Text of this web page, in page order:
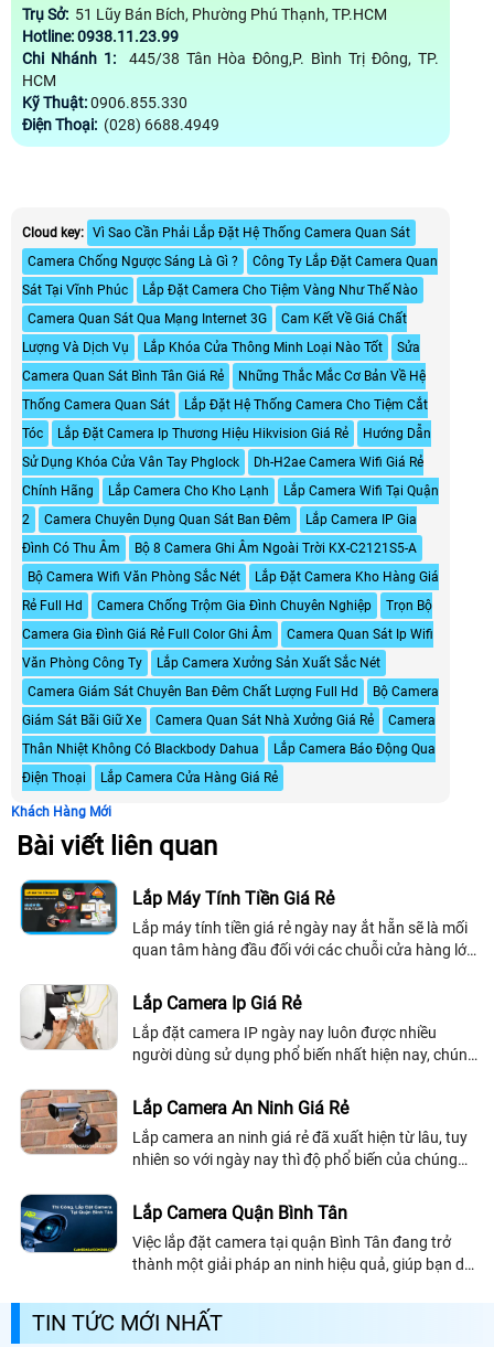
Trụ Sở: 51 Lũy Bán Bích, Phường Phú Thạnh, TP.HCM
Hotline: 0938.11.23.99
Chi Nhánh 1:
445/38 Tân Hòa Đông,P. Bình Trị Đông, TP.
HCM
Kỹ Thuật:0906.855.330
Điện Thoại: (028) 6688.4949
Cloud key: Vì Sao Cần Phải Lắp Đặt Hệ Thống Camera Quan Sát
Camera Chống Ngược Sáng Là Gì ?
Công Ty Lắp Đặt Camera Quan
Sát Tại Vĩnh Phúc
Lắp Đặt Camera Cho Tiệm Vàng Như Thế Nào
Camera Quan Sát Qua Mạng Internet 3G
Cam Kết Về Giá Chất
Lượng Và Dịch Vụ
Lắp Khóa Cửa Thông Minh Loại Nào Tốt
Sửa
Camera Quan Sát Bình Tân Giá Rẻ
Những Thắc Mắc Cơ Bản Về Hệ
Thống Camera Quan Sát
Lắp Đặt Hệ Thống Camera Cho Tiệm Cắt
Tóc
Lắp Đặt Camera Ip Thương Hiệu Hikvision Giá Rẻ
Hướng Dẫn
Sử Dụng Khóa Cửa Vân Tay Phglock
Dh-H2ae Camera Wifi Giá Rẻ
Chính Hãng
Lắp Camera Cho Kho Lạnh
Lắp Camera Wifi Tại Quận
2
Camera Chuyên Dụng Quan Sát Ban Đêm
Lắp Camera IP Gia
Đình Có Thu Âm
Bộ 8 Camera Ghi Âm Ngoài Trời KX-C2121S5-A
Bộ Camera Wifi Văn Phòng Sắc Nét
Lắp Đặt Camera Kho Hàng Giá
Rẻ Full Hd
Camera Chống Trộm Gia Đình Chuyên Nghiệp
Trọn Bộ
Camera Gia Đình Giá Rẻ Full Color Ghi Âm
Camera Quan Sát Ip Wifi
Văn Phòng Công Ty
Lắp Camera Xưởng Sản Xuất Sắc Nét
Camera Giám Sát Chuyên Ban Đêm Chất Lượng Full Hd
Bộ Camera
Giám Sát Bãi Giữ Xe
Camera Quan Sát Nhà Xưởng Giá Rẻ
Camera
Thân Nhiệt Không Có Blackbody Dahua
Lắp Camera Báo Động Qua
Điện Thoại
Lắp Camera Cửa Hàng Giá Rẻ
Khách Hàng Mới
Bài viết liên quan
Lắp Máy Tính Tiền Giá Rẻ
Lắp máy tính tiền giá rẻ ngày nay ắt hẵn sẽ là mối
quan tâm hàng đầu đối với các chuỗi cửa hàng lớn
hay trung tâm thương mại siêu thị, . .
Lắp Camera Ip Giá Rẻ
Lắp đặt camera IP ngày nay luôn được nhiều
người dùng sử dụng phổ biến nhất hiện nay, chúng
ưu. Vậy lắp camera IP giá rẻ bao nhiêu?
Lắp Camera An Ninh Giá Rẻ
Lắp camera an ninh giá rẻ đã xuất hiện từ lâu, tuy
nhiên so với ngày nay thì độ phổ biến của chúng
công nghệ tích trong camera...
Lắp Camera Quận Bình Tân
Việc lắp đặt camera tại quận Bình Tân đang trở
thành một giải pháp an ninh hiệu quả, giúp bạn dễ
sự phát triển của công nghệ hiện đại, hệ thống
camera không chỉ hỗ trợ giám sát mà còn đóng vai
TIN TỨC MỚI NHẤT